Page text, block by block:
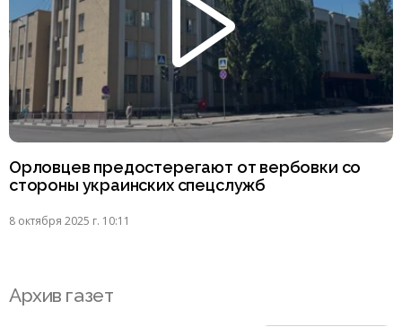
Орловцев предостерегают от вербовки со
стороны украинских спецслужб
8 октября 2025 г. 10:11
Архив газет